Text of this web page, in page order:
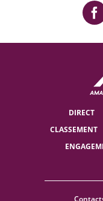
DIRECT
CLASSEMENT